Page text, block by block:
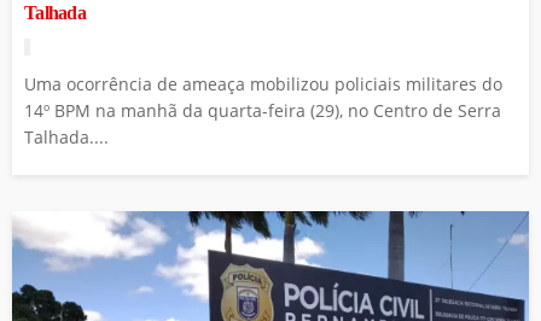
Talhada
Uma ocorrência de ameaça mobilizou policiais militares do
14º BPM na manhã da quarta-feira (29), no Centro de Serra
Talhada....